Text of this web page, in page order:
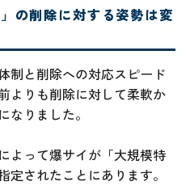
の削除に対する姿勢は変
制と削除への対応スピード
よりも削除に対して柔軟か
なりました。
よって爆サイが「大規模特
されたことにあります。